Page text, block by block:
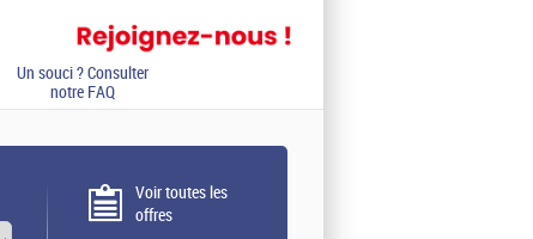
Un souci ? Consulter
notre FAQ
Voir toutes les
offres